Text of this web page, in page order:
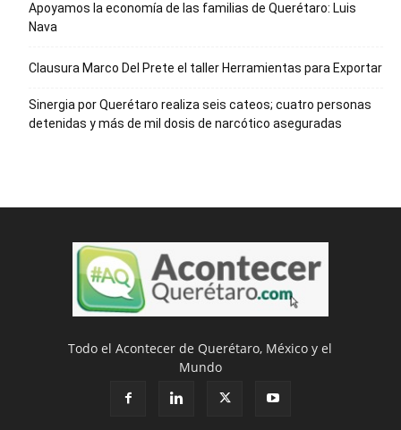
Apoyamos la economía de las familias de Querétaro: Luis
Nava
Clausura Marco Del Prete el taller Herramientas para Exportar
Sinergia por Querétaro realiza seis cateos; cuatro personas
detenidas y más de mil dosis de narcótico aseguradas
Todo el Acontecer de Querétaro, México y el
Mundo